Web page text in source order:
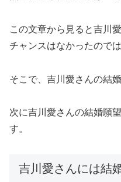
この文章から見ると吉川
チャンスはなかったので
そこで、吉川愛さんの結
次に吉川愛さんの結婚願
す。
吉川愛さんには結